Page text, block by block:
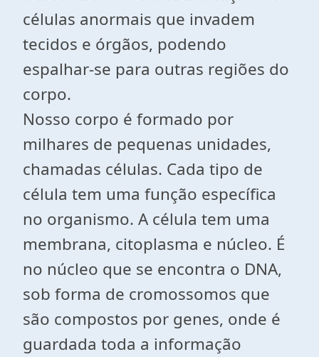
células anormais que invadem
tecidos e órgãos, podendo
espalhar-se para outras regiões do
corpo.
Nosso corpo é formado por
milhares de pequenas unidades,
chamadas células. Cada tipo de
célula tem uma função específica
no organismo. A célula tem uma
membrana, citoplasma e núcleo. É
no núcleo que se encontra o DNA,
sob forma de cromossomos que
são compostos por genes, onde é
guardada toda a informação